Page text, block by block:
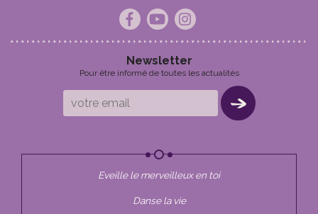
Facebook
YoutubeInstagram
Newsletter
Pour être informé de toutes les actualités
Eveille le merveilleux en toi
Danse la vie